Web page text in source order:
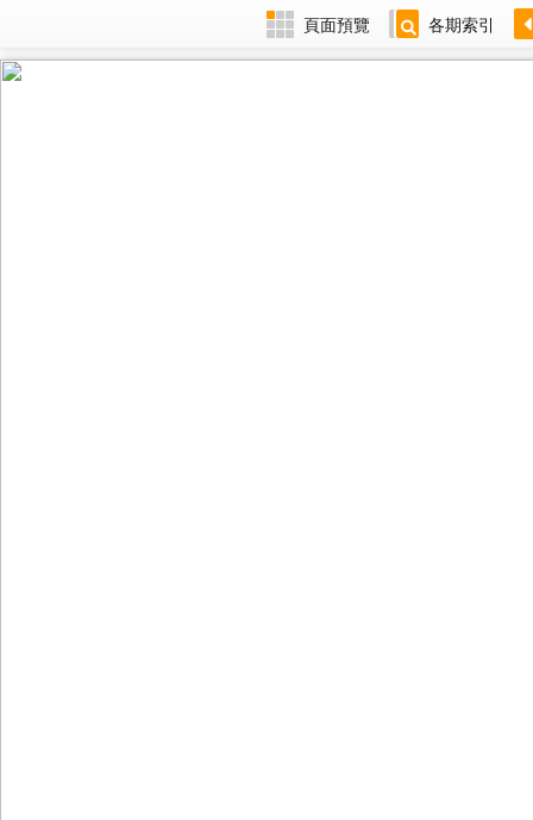
頁面預覽 各期索引